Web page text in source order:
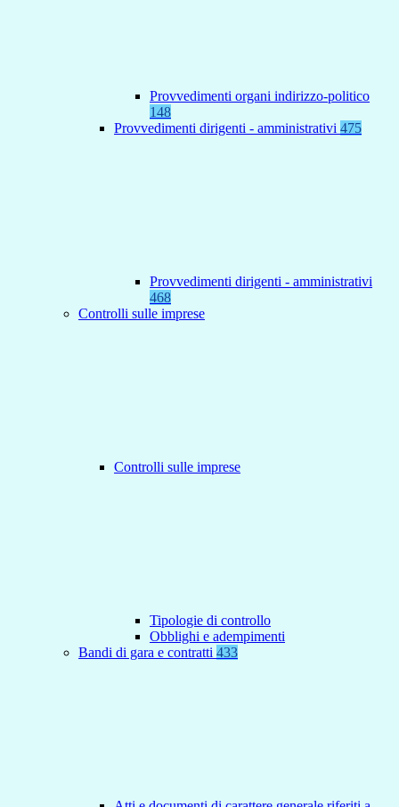
Provvedimenti organi indirizzo-politico
148
Provvedimenti dirigenti - amministrativi 475
Provvedimenti dirigenti - amministrativi
468
Controlli sulle imprese
Controlli sulle imprese
Tipologie di controllo
Obblighi e adempimenti
Bandi di gara e contratti 433